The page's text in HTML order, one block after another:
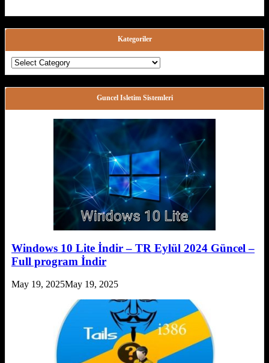
Kategoriler
Kategoriler
Guncel Isletim Sistemleri
Windows 10 Lite İndir – TR Eylül 2024 Güncel –
Full program İndir
May 19, 2025May 19, 2025